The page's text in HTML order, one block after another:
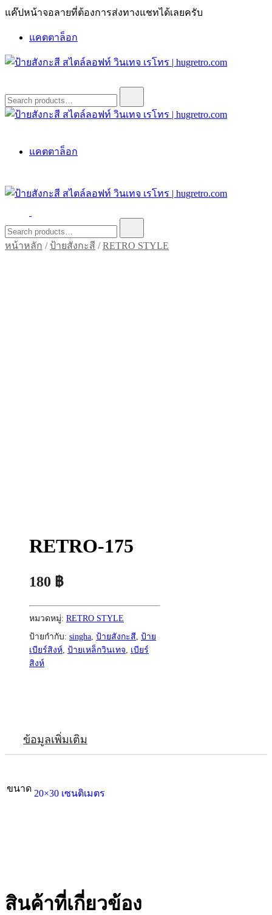
Skip
แค๊ปหน้าจอลายที่ต้องการส่งทางแชทได้เลยครับ
แคตตาล็อก
ป้ายสังกะสี สไตล์ลอฟท์ วินเทจ เรโทร | hugretro.com
ป้ายวินเทจ แต่งบ้าน ร้านกาแฟ ผับ โรงแรม ป้ายโค้ก เป็ปซี่เวสป้า
ฮาร์เล่ย์โฆษณาเก่าโบราณ มีราคาแบบสวยๆเพียบหรือสั่งทำโทร
O8664277II
for:
ฮาร์เล่ย์โฆษณาเก่าโบราณ มีราคาแบบสวยๆเพียบหรือสั่งทำโทร
แคตตาล็อก
ป้ายสังกะสี สไตล์ลอฟท์ วินเทจ เรโทร | hugretro.com
ป้ายวินเทจ แต่งบ้าน ร้านกาแฟ ผับ โรงแรม ป้ายโค้ก เป็ปซี่เวสป้า
ฮาร์เล่ย์โฆษณาเก่าโบราณ มีราคาแบบสวยๆเพียบหรือสั่งทำโทร
O8664277II
for:
หน้าหลัก / ป้ายสังกะสี /RETRO STYLE
RETRO-175
180 ฿
หมวดหมู่: RETRO STYLE
ป้ายกำกับ: singha, ป้ายสังกะสี, ป้าย
เบียร์สิงห์, ป้ายเหล็กวินเทจ, เบียร์
สิงห์
ข้อมูลเพิ่มเติม
ขนาด 20×30 เซนติเมตร
สินค้าที่เกี่ยวข้อง